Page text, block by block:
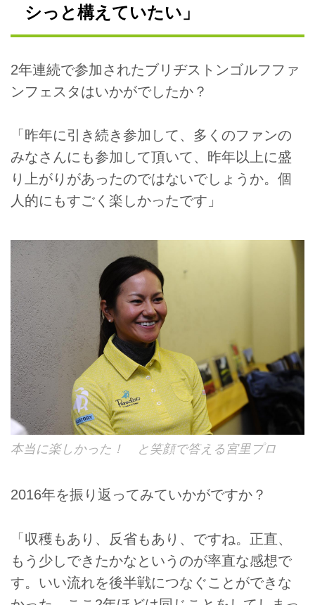
シっと構えていたい」
2年連続で参加されたブリヂストンゴルフファ
ンフェスタはいかがでしたか？
「昨年に引き続き参加して、多くのファンの
みなさんにも参加して頂いて、昨年以上に盛
り上がりがあったのではないでしょうか。個
人的にもすごく楽しかったです」
本当に楽しかった！ と笑顔で答える宮里プロ
2016年を振り返ってみていかがですか？
「収穫もあり、反省もあり、ですね。正直、
もう少しできたかなというのが率直な感想で
す。いい流れを後半戦につなぐことができな